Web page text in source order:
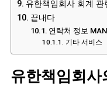
유한책임회사 회계
끝내다
연락처 정보
기타 서비스
유한책임회사